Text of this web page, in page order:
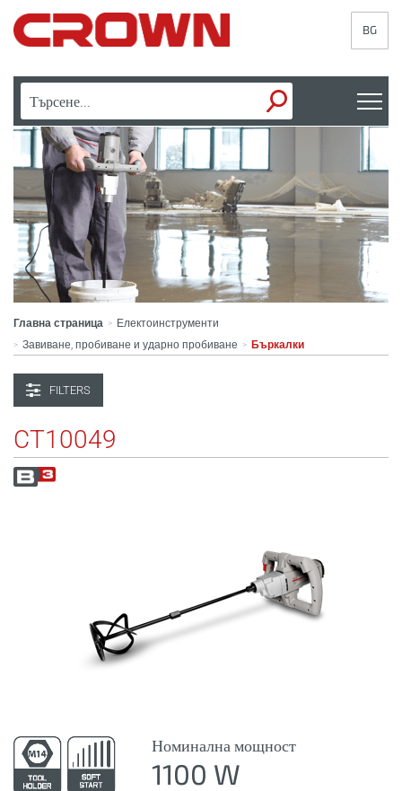
BG
Главна страница > Електоинструменти
> Завиване, пробиване и ударно пробиване > Бъркалки
FILTERS
CT10049
Номинална мощност
1100 W